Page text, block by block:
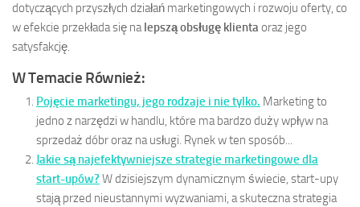
dotyczących przyszłych działań marketingowych i rozwoju oferty, co
w efekcie przekłada się na lepszą obsługę klientaoraz jego
satysfakcję.
W Temacie Również:
Pojęcie marketingu, jego rodzaje i nie tylko. Marketing to
jedno z narzędzi w handlu, które ma bardzo duży wpływ na
sprzedaż dóbr oraz na usługi. Rynek w ten sposób...
Jakie są najefektywniejsze strategie marketingowe dla
start-upów? W dzisiejszym dynamicznym świecie, start-upy
stają przed nieustannymi wyzwaniami, a skuteczna strategia